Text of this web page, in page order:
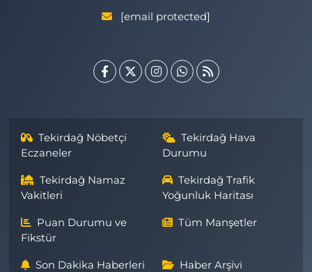
[email protected]
Tekirdağ Nöbetçi
Eczaneler
Tekirdağ Hava
Durumu
Tekirdağ Namaz
Vakitleri
Tekirdağ Trafik
Yoğunluk Haritası
Puan Durumu ve
Fikstür
Tüm Manşetler
Son Dakika Haberleri Haber Arşivi